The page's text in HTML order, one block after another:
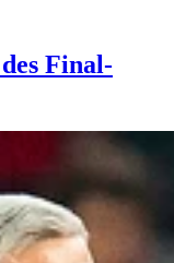
Final-